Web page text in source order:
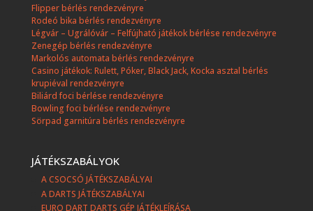
Flipper bérlés rendezvényre
Rodeó bika bérlés rendezvényre
Légvár – Ugrálóvár – Felfújható játékok bérlése rendezvényre
Zenegép bérlés rendezvényre
Markolós automata bérlés rendezvényre
Casino játékok: Rulett, Póker, Black Jack, Kocka asztal bérlés
krupiéval rendezvényre
Biliárd foci bérlése rendezvényre
Bowling foci bérlése rendezvényre
Sörpad garnitúra bérlés rendezvényre
JÁTÉKSZABÁLYOK
A CSOCSÓ JÁTÉKSZABÁLYAI
A DARTS JÁTÉKSZABÁLYAI
EURO DART DARTS GÉP JÁTÉKLEÍRÁSA